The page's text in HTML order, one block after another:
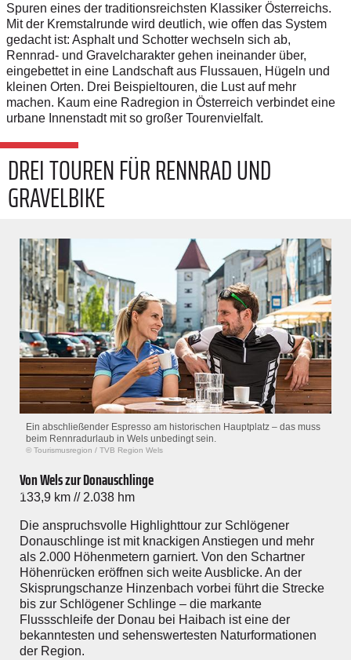
Spuren eines der traditionsreichsten Klassiker Österreichs.
Mit der Kremstalrunde wird deutlich, wie offen das System
gedacht ist: Asphalt und Schotter wechseln sich ab,
Rennrad- und Gravelcharakter gehen ineinander über,
eingebettet in eine Landschaft aus Flussauen, Hügeln und
kleinen Orten. Drei Beispieltouren, die Lust auf mehr
machen. Kaum eine Radregion in Österreich verbindet eine
urbane Innenstadt mit so großer Tourenvielfalt.
DREI TOUREN FÜR RENNRAD UND
GRAVELBIKE
Ein abschließender Espresso am historischen Hauptplatz – das muss
beim Rennradurlaub in Wels unbedingt sein.
© Tourismusregion / TVB Region Wels
Von Wels zur Donauschlinge
133,9 km // 2.038 hm
Die anspruchsvolle Highlighttour zur Schlögener
Donauschlinge ist mit knackigen Anstiegen und mehr
als 2.000 Höhenmetern garniert. Von den Schartner
Höhenrücken eröffnen sich weite Ausblicke. An der
Skisprungschanze Hinzenbach vorbei führt die Strecke
bis zur Schlögener Schlinge – die markante
Flussschleife der Donau bei Haibach ist eine der
bekanntesten und sehenswertesten Naturformationen
der Region.